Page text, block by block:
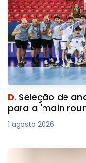
D. Seleção de
para a 'main
1 agosto 2026